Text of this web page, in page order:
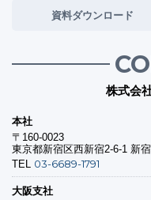
資料ダウンロード
株式会
本社
〒160-0023
東京都新宿区西新宿2-6-1 新
TEL 03-6689-1791
大阪支社